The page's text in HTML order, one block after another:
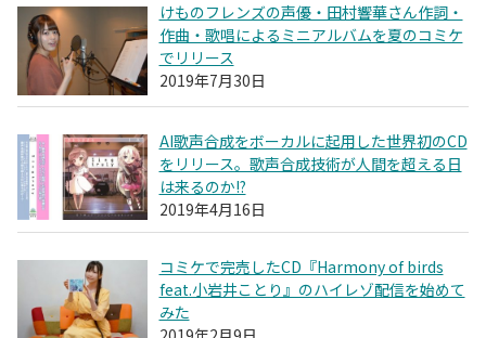
けものフレンズの声優・田村響華さん作詞・
作曲・歌唱によるミニアルバムを夏のコミケ
でリリース
2019年7月30日
AI歌声合成をボーカルに起用した世界初のCD
をリリース。歌声合成技術が人間を超える日
は来るのか!?
2019年4月16日
コミケで完売したCD『Harmony of birds
feat.小岩井ことり』のハイレゾ配信を始めて
みた